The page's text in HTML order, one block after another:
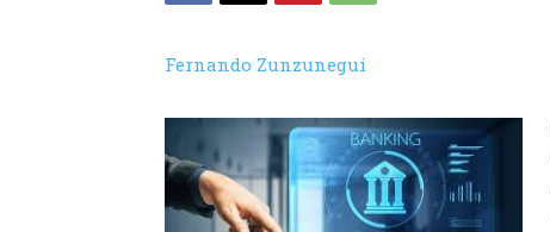
Fernando Zunzunegui